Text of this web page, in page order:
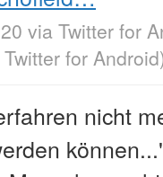
via Twitter for
Twitter for Android
nicht